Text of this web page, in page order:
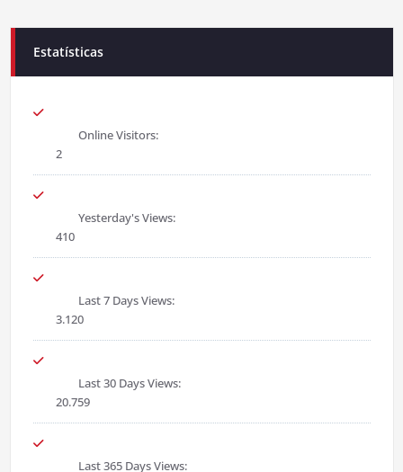
Estatísticas
Online Visitors:
2
Yesterday's Views:
410
Last 7 Days Views:
3.120
Last 30 Days Views:
20.759
Last 365 Days Views: